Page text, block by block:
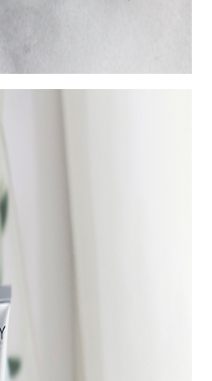
ekstrakt ginkga bilobe i
dokazane efikasnosti se
koje su izložene štetnim uticajima
prve znakove starenja kože